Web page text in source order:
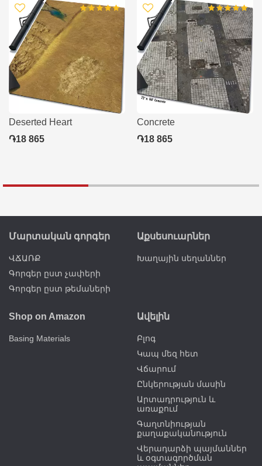
Deserted Heart
֏18 865
Concrete
֏18 865
Մարտական գորգեր
ՎՃԱՌՔ
Գորգեր ըստ չափերի
Գորգեր ըստ թեմաների
Աքսեսուարներ
Խաղային սեղաններ
Shop on Amazon
Basing Materials
Ավելին
Բլոգ
Կապ մեզ հետ
Վճարում
Ընկերության մասին
Արտադրություն և
առաքում
Գաղտնիության
քաղաքականություն
Վերադարձի պայմաններ
և օգտագործման